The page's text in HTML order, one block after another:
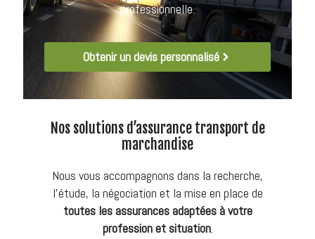
professionnelle.
Obtenir un devis personnalisé
Nos solutions d’assurance transport de
marchandise
Nous vous accompagnons dans la recherche,
l’étude, la négociation et la mise en place de
toutes les assurances adaptées à votre
profession et situation.